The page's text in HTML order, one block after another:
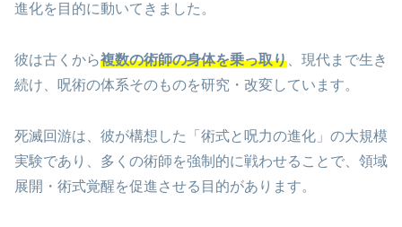
進化を目的に動いてきました。
彼は古くから複数の術師の身体を乗っ取り 、現代まで生き
続け、呪術の体系そのものを研究・改変しています。
死滅回游は、彼が構想した「術式と呪力の進化」の大規模
実験であり、多くの術師を強制的に戦わせることで、領域
展開・術式覚醒を促進させる目的があります。